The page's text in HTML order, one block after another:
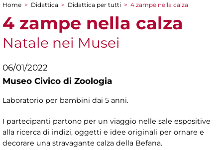
Tu sei qui
Home > Didattica > Didattica per tutti > 4 zampe nella calza
4 zampe nella calza
Natale nei Musei
06/01/2022
Museo Civico di Zoologia
Laboratorio per bambini dai 5 anni.
I partecipanti partono per un viaggio nelle sale espositive
alla ricerca di indizi, oggetti e idee originali per ornare e
decorare una stravagante calza della Befana.